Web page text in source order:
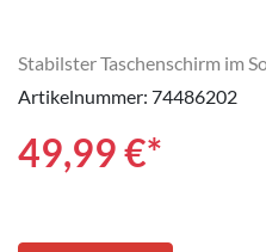
Stabilster Taschenschirm im
Artikelnummer: 74486202
49,99€*